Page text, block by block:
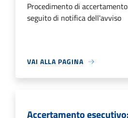
Procedimento di
seguito di notifica dell'avviso
VAI ALLA PAGINA
Accertamento